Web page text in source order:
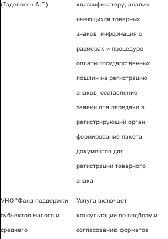
(Тадевосян А.Г.) классификатору; анализ
имеющихся товарных
знаков; информация о
размерах и процедуре
оплаты государственных
пошлин на регистрацию
знаков; составление
заявки для передачи в
регистрирующий орган;
формирование пакета
документов для
регистрации товарного
знака
УНО "Фонд поддержки
субъектов малого и
среднего
Услуга включает
консультации по подбору и
согласованию форматов